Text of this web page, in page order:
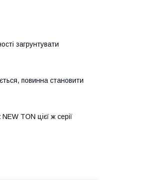
загрунтувати
повинна становити
TON цієї ж серії